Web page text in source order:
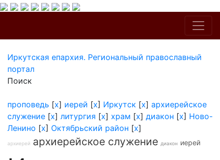
Иркутская епархия. Региональный православный
портал
Поиск
проповедь [x] иерей [x] Иркутск [x] архиерейское
служение [x] литургия [x] храм [x] диакон [x] Ново-
Ленино [x] Октябрьский район [x]
архиерей архиерейское служение диакон иерей